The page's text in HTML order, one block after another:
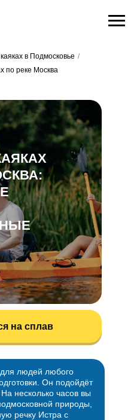
в Подмосковье /
по реке Москва
на сплав
людей любого
Он подойдёт
несколько часов вы
природы,
речку Истра с